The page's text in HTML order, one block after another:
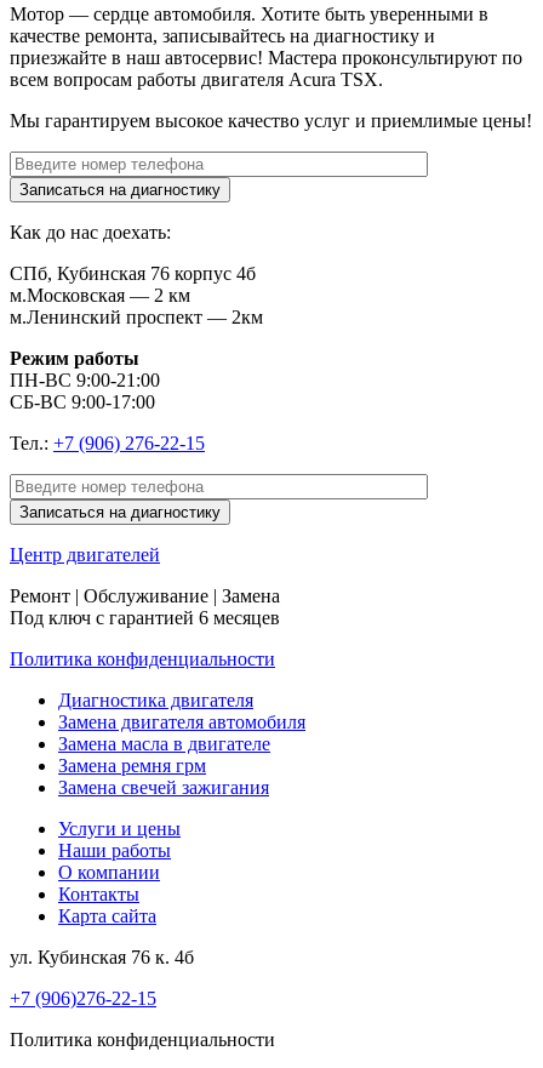
Мотор — сердце автомобиля. Хотите быть уверенными в
качестве ремонта, записывайтесь на диагностику и
приезжайте в наш автосервис! Мастера проконсультируют по
всем вопросам работы двигателя Acura TSX.
Мы гарантируем высокое качество услуг и приемлимые цены!
Как до нас доехать:
СПб, Кубинская 76 корпус 4б
м.Московская — 2 км
м.Ленинский проспект — 2км
Режим работы
ПН-ВС 9:00-21:00
СБ-ВС 9:00-17:00
Тел.: +7 (906) 276-22-15
Центр двигателей
Ремонт | Обслуживание | Замена
Под ключ с гарантией 6 месяцев
Политика конфиденциальности
Диагностика двигателя
Замена двигателя автомобиля
Замена масла в двигателе
Замена ремня грм
Замена свечей зажигания
Услуги и цены
Наши работы
О компании
Контакты
Карта сайта
ул. Кубинская 76 к. 4б
+7 (906)276-22-15
Политика конфиденциальности